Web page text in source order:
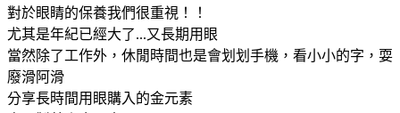
對於眼睛的保養我們很重視！！
尤其是年紀已經大了...又長期用眼
當然除了工作外，休閒時間也是會划划手機，看小小的字，耍
廢滑阿滑
分享長時間用眼購入的金元素